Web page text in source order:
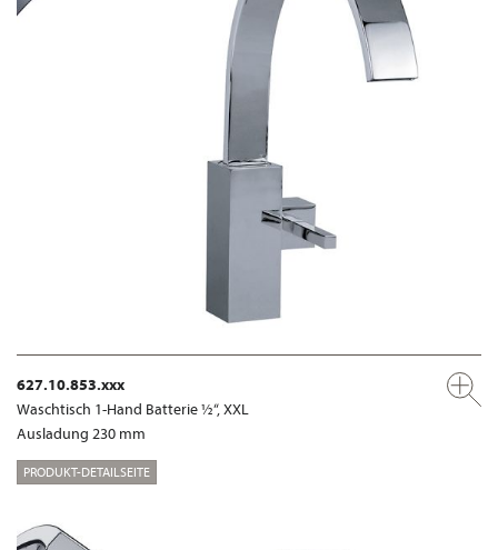
627.10.853.xxx
Waschtisch 1-Hand Batterie ½“, XXL
Ausladung 230 mm
PRODUKT-DETAILSEITE